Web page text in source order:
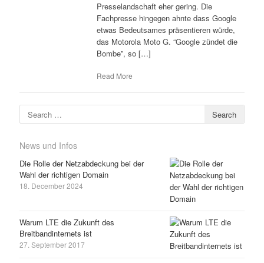
Presselandschaft eher gering. Die
Fachpresse hingegen ahnte dass Google
etwas Bedeutsames präsentieren würde,
das Motorola Moto G. “Google zündet die
Bombe”, so […]
Read More
Search for:
News und Infos
Die Rolle der Netzabdeckung bei der
Wahl der richtigen Domain
18. December 2024
Warum LTE die Zukunft des
Breitbandinternets ist
27. September 2017